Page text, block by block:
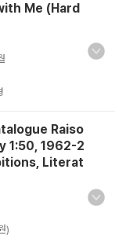
Me (Hard
Raiso
1:50, 1962-2
Literat
)